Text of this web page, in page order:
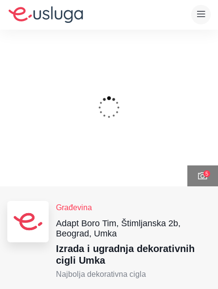
5
Građevina
Adapt Boro Tim, Štimljanska 2b,
Beograd, Umka
Izrada i ugradnja dekorativnih
cigli Umka
Najbolja dekorativna cigla